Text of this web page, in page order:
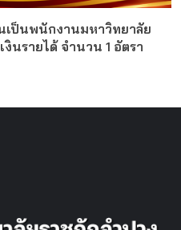
เป็นพนักงานมหาวิทยาลัย
นรายได้ จำนวน 1 อัตรา